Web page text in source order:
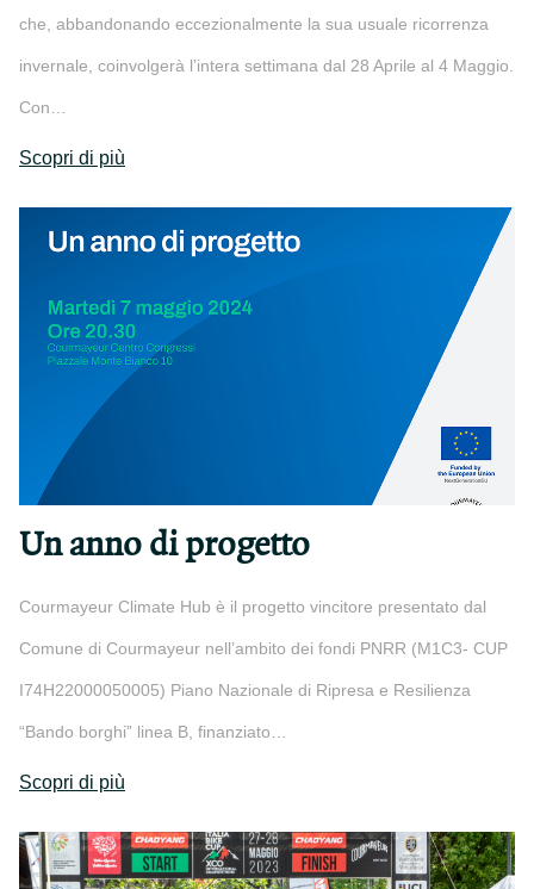
che, abbandonando eccezionalmente la sua usuale ricorrenza
invernale, coinvolgerà l’intera settimana dal 28 Aprile al 4 Maggio.
Con…
Scopri di più
Un anno di progetto
Courmayeur Climate Hub è il progetto vincitore presentato dal
Comune di Courmayeur nell’ambito dei fondi PNRR (M1C3- CUP
I74H22000050005) Piano Nazionale di Ripresa e Resilienza
“Bando borghi” linea B, finanziato…
Scopri di più